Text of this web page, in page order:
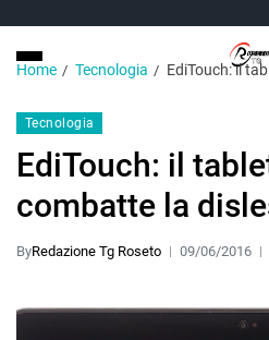
Home Tecnologia EdiTouch: il
Tecnologia
EdiTouch: il
combatte la
ByRedazione Tg Roseto 09/06/2016